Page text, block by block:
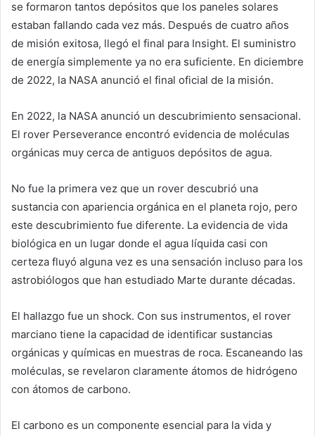
se formaron tantos depósitos que los paneles solares
estaban fallando cada vez más. Después de cuatro años
de misión exitosa, llegó el final para Insight. El suministro
de energía simplemente ya no era suficiente. En diciembre
de 2022, la NASA anunció el final oficial de la misión.
En 2022, la NASA anunció un descubrimiento sensacional.
El rover Perseverance encontró evidencia de moléculas
orgánicas muy cerca de antiguos depósitos de agua.
No fue la primera vez que un rover descubrió una
sustancia con apariencia orgánica en el planeta rojo, pero
este descubrimiento fue diferente. La evidencia de vida
biológica en un lugar donde el agua líquida casi con
certeza fluyó alguna vez es una sensación incluso para los
astrobiólogos que han estudiado Marte durante décadas.
El hallazgo fue un shock. Con sus instrumentos, el rover
marciano tiene la capacidad de identificar sustancias
orgánicas y químicas en muestras de roca. Escaneando las
moléculas, se revelaron claramente átomos de hidrógeno
con átomos de carbono.
El carbono es un componente esencial para la vida y